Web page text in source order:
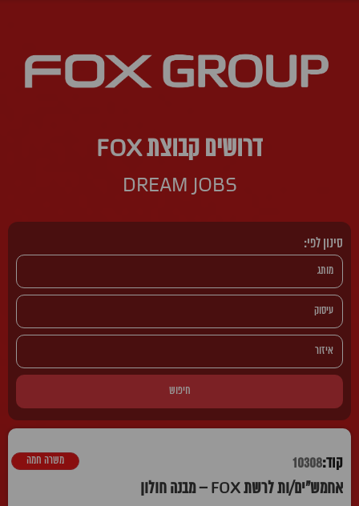
דרושים קבוצת FOX
DREAM JOBS
סינון לפי:
חיפוש
10308
אחמש"ים/ות לרשת FOX – מבנה חולון
משרה חמה